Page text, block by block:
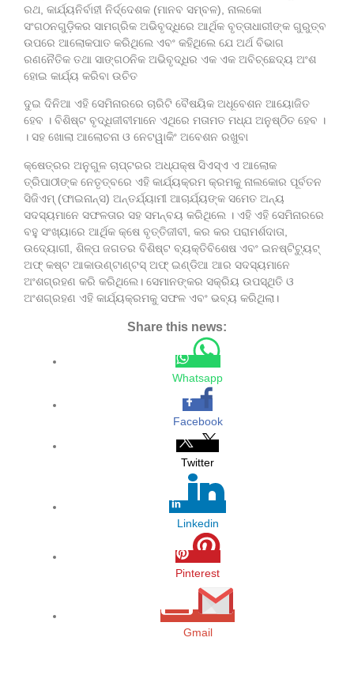
ରଥ, କାର୍ଯ୍ୟନିର୍ବାହୀ ନିର୍ଦ୍ଦେଶକ (ମାନବ ସମ୍ବଳ), ନାଲକୋ
ସଂଗଠନଗୁଡ଼ିକର ସାମଗ୍ରିକ ଅଭିବୃଦ୍ଧିରେ ଆର୍ଥିକ ବୃତ୍ତାଧାରୀଙ୍କ ଗୁରୁତ୍ବ
ଉପରେ ଆଲୋକପାତ କରିଥିଲେ ଏବଂ କହିଥିଲେ ଯେ ଅର୍ଥ ବିଭାଗ
ରଣନୈତିକ ତଥା ସାଙ୍ଗଠନିକ ଅଭିବୃଦ୍ଧିର ଏକ ଏକ ଅବିଚ୍ଛେଦ୍ୟ ଅଂଶ
ହୋଇ କାର୍ଯ୍ୟ କରିବା ଉଚିତ
ଦୁଇ ଦିନିଆ ଏହି ସେମିନାରରେ ଚାରିଟି ବୈଷୟିକ ଅଧୂବେଶନ ଆୟୋଜିତ
ହେବ । ବିଶିଷ୍ଟ ବୃଦ୍ଧିଜୀବୀମାନେ ଏଥିରେ ମତାମତ ମଧ୍ଯ ଅନୁଷ୍ଠିତ ହେବ ।
। ସହ ଖୋଲା ଆଲୋଚନା ଓ ନେଟୱାକିଂ ଅବେଶନ ରଖୁବା
କ୍ଷେତ୍ରର ଅନୁଗୁଳ ଚାପ୍ଟରର ଅଧ୍ଯକ୍ଷ ସିଏସ୍ଏ ଏ ଆଲୋକ
ତ୍ରିପାଠୀଙ୍କ ନେତୃତ୍ବରେ ଏହି କାର୍ଯ୍ୟକ୍ରମ କ୍ରମକୁ ନାଲକୋର ପୂର୍ବତନ
ସିଜିଏମ୍ (ଫାଇନାନ୍ସ) ଅନ୍ତର୍ଯ୍ୟାମୀ ଆଚାର୍ଯ୍ୟଙ୍କ ସମେତ ଅନ୍ୟ
ସଦସ୍ୟମାନେ ସଫଳତାର ସହ ସମନ୍ବୟ କରିଥିଲେ । ଏହି ଏହି ସେମିନାରରେ
ବହୁ ସଂଖ୍ୟାରେ ଆର୍ଥିକ କ୍ଷେ ବୃତ୍ତିଜୀବୀ, କର କର ପରାମର୍ଶଦାତା,
ଉଦ୍ୟୋଗୀ, ଶିଳ୍ପ ଜଗତର ବିଶିଷ୍ଟ ବ୍ୟକ୍ତିବିଶେଷ ଏବଂ ଇନଷ୍ଟିଟ୍ୟୁଟ୍
ଅଫ୍ କଷ୍ଟ ଆକାଉଣ୍ଟାଣ୍ଟସ୍ ଅଫ୍ ଇଣ୍ଡିଆ ଆର ସଦସ୍ୟମାନେ
ଅଂଶଗ୍ରହଣ କରି କରିଥିଲେ। ସେମାନଙ୍କର ସକ୍ରିୟ ଉପସ୍ଥିତି ଓ
ଅଂଶଗ୍ରହଣ ଏହି କାର୍ଯ୍ୟକ୍ରମକୁ ସଫଳ ଏବଂ ଭବ୍ୟ କରିଥିଲା।
Share this news:
Whatsapp
Facebook
Twitter
Linkedin
Pinterest
Gmail